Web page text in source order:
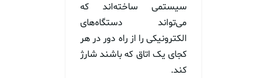
سیستمی ساخته‌اند که
می‌تواند دستگاه‌های
الکترونیکی را از راه دور در هر
کجای یک اتاق که باشند شارژ
کند.